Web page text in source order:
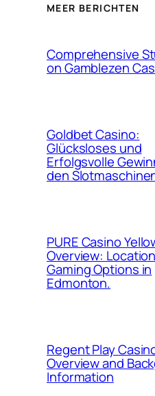
MEER BERICHTEN
Comprehensive
on Gamblezen
Goldbet Casino:
Glücksloses und
Erfolgsvolle
den
PURE Casino
Overview:
Gaming Options in
Edmonton.
Regent Play
Overview and
Information